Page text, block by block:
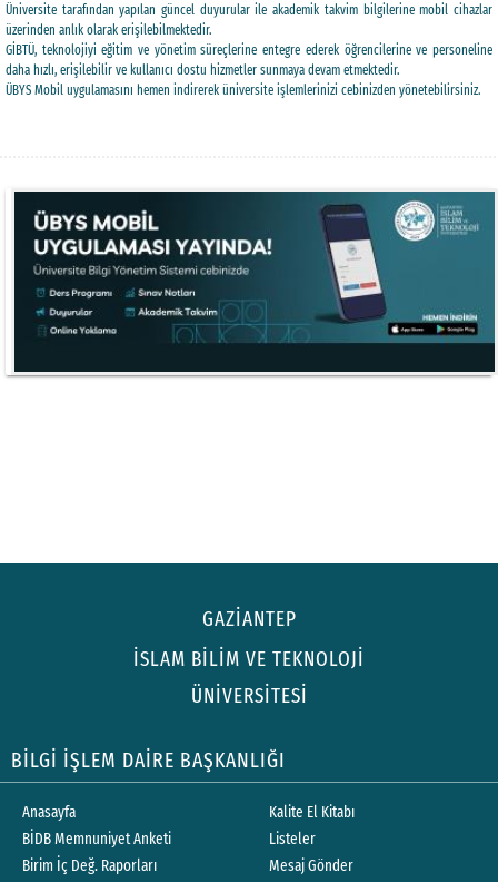
Üniversite tarafından yapılan güncel duyurular ile akademik takvim bilgilerine mobil cihazlar
üzerinden anlık olarak erişilebilmektedir.
GİBTÜ, teknolojiyi eğitim ve yönetim süreçlerine entegre ederek öğrencilerine ve personeline
daha hızlı, erişilebilir ve kullanıcı dostu hizmetler sunmaya devam etmektedir.
ÜBYS Mobil uygulamasını hemen indirerek üniversite işlemlerinizi cebinizden yönetebilirsiniz.
GAZİANTEP
İSLAM BİLİM VE TEKNOLOJİ
ÜNİVERSİTESİ
BİLGİ İŞLEM DAİRE BAŞKANLIĞI
Anasayfa
BİDB Memnuniyet Anketi
Birim İç Değ. Raporları
Kalite El Kitabı
Listeler
Mesaj Gönder